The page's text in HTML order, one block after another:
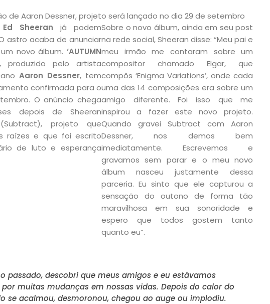
de Aaron Dessner, projeto será lançado no dia 29 de setembro
Ed Sheeran já podem
astro acaba de anunciar
novo álbum. ‘AUTUMN
produzido pelo artista
Aaron Dessner, tem
confirmada para o
O anúncio chega
depois de Sheeran
projeto que
raízes e que foi escrito
de luto e esperança
Sobre o novo álbum, ainda em seu post
na rede social, Sheeran disse: “Meu pai e
meu irmão me contaram sobre um
compositor chamado Elgar, que
compôs ‘Enigma Variations’, onde cada
uma das 14 composições era sobre um
amigo diferente. Foi isso que me
inspirou a fazer este novo projeto.
Quando gravei Subtract com Aaron
Dessner, nos demos bem
imediatamente. Escrevemos e
gravamos sem parar e o meu novo
álbum nasceu justamente dessa
parceria. Eu sinto que ele capturou a
sensação do outono de forma tão
maravilhosa em sua sonoridade e
espero que todos gostem tanto
quanto eu”.
passado, descobri que meus amigos e eu estávamos
muitas mudanças em nossas vidas. Depois do calor do
se acalmou, desmoronou, chegou ao auge ou implodiu.